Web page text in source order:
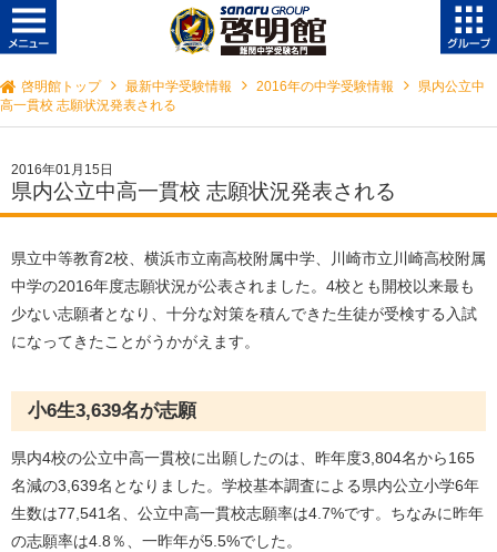
啓明館トップ 最新中学受験情報 2016年の中学受験情報
県内公立中
高一貫校 志願状況発表される
2016年01月15日
県内公立中高一貫校 志願状況発表される
県立中等教育2校、横浜市立南高校附属中学、川崎市立川崎高校附属
中学の2016年度志願状況が公表されました。4校とも開校以来最も
少ない志願者となり、十分な対策を積んできた生徒が受検する入試
になってきたことがうかがえます。
小6生3,639名が志願
県内4校の公立中高一貫校に出願したのは、昨年度3,804名から165
名減の3,639名となりました。学校基本調査による県内公立小学6年
生数は77,541名、公立中高一貫校志願率は4.7%です。ちなみに昨年
の志願率は4.8％、一昨年が5.5%でした。